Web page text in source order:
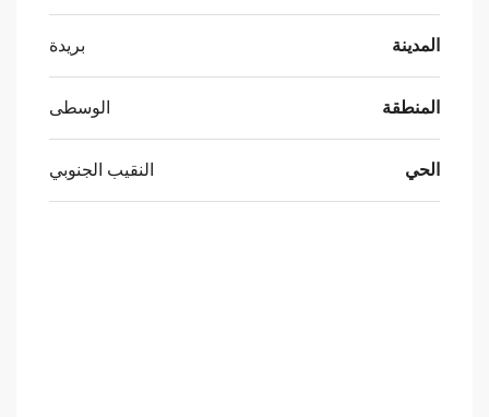
المدينة بريدة
المنطقة الوسطى
الحي النقيب الجنوبي